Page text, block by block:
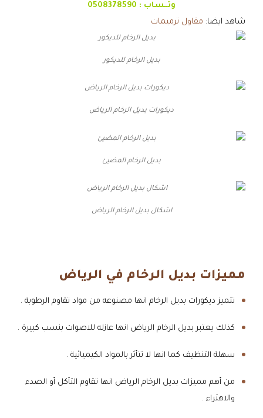
وتــساب : 0508378590
شاهد ايضا: مقاول ترميمات
بديل الرخام للديكور
ديكورات بديل الرخام الرياض
بديل الرخام المضيئ
اشكال بديل الرخام الرياض
مميزات بديل الرخام في الرياض
تتميز ديكورات بديل الرخام انها مصنوعه من مواد تقاوم الرطوبة .
كذلك يعتبر بديل الرخام الرياض انها عازله للاصوات بنسب كبيرة .
سهلة التنظيف كما انها لا تتأثر بالمواد الكيميائية .
من أهم مميزات بديل الرخام الرياض انها تقاوم التآكل أو الصدء
والاهتراء .